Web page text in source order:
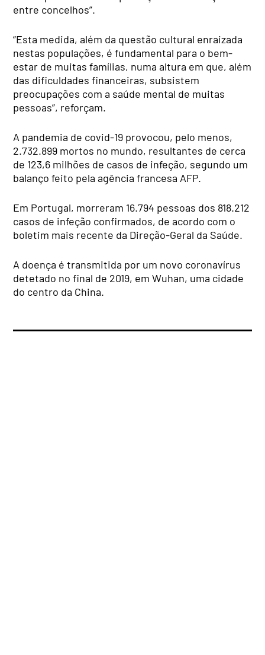
entre concelhos”.
“Esta medida, além da questão cultural enraizada
nestas populações, é fundamental para o bem-
estar de muitas famílias, numa altura em que, além
das dificuldades financeiras, subsistem
preocupações com a saúde mental de muitas
pessoas”, reforçam.
A pandemia de covid-19 provocou, pelo menos,
2.732.899 mortos no mundo, resultantes de cerca
de 123,6 milhões de casos de infeção, segundo um
balanço feito pela agência francesa AFP.
Em Portugal, morreram 16.794 pessoas dos 818.212
casos de infeção confirmados, de acordo com o
boletim mais recente da Direção-Geral da Saúde.
A doença é transmitida por um novo coronavírus
detetado no final de 2019, em Wuhan, uma cidade
do centro da China.